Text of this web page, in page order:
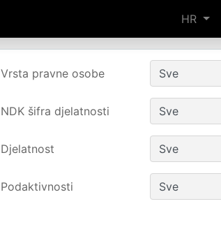
HR
Vrsta pravne osobe
NDK šifra djelatnosti
Djelatnost
Podaktivnosti